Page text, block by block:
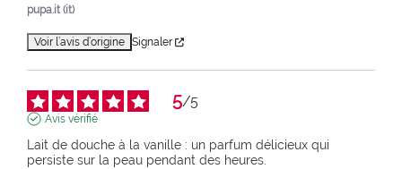
pupa.it (it)
Voir l’avis d’origine Signaler
5/5
Avis vérifié
Lait de douche à la vanille : un parfum délicieux qui
persiste sur la peau pendant des heures.